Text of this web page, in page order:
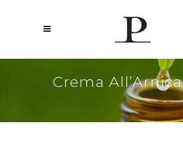
Crema All’Arnica